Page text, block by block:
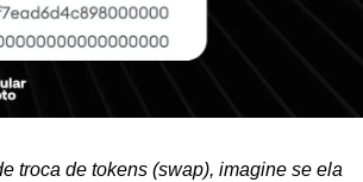
troca de tokens (swap), imagine se ela